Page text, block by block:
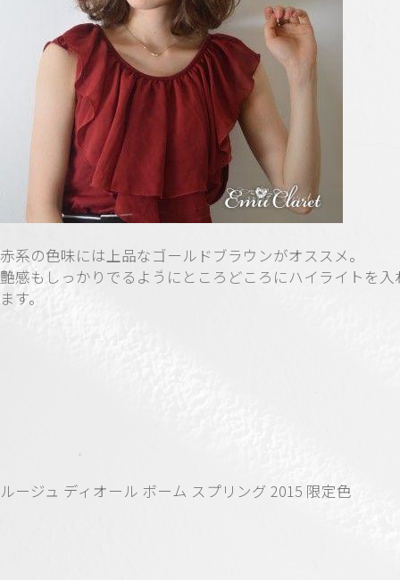
赤系の色味には上品なゴールドブラウンがオススメ。
艶感もしっかりでるようにところどころにハイライトを入
ます。
ルージュ ディオール ボーム スプリング 2015 限定色